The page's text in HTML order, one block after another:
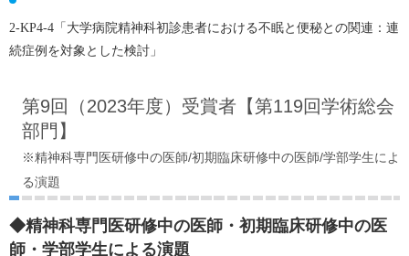
2-KP4-4 「大学病院精神科初診患者における不眠と便秘との関連：連
続症例を対象とした検討」
第9回（2023年度）受賞者【第119回学術総会
部門】
※精神科専門医研修中の医師/初期臨床研修中の医師/学部学生によ
る演題
◆精神科専門医研修中の医師・初期臨床研修中の医
師・学部学生による演題